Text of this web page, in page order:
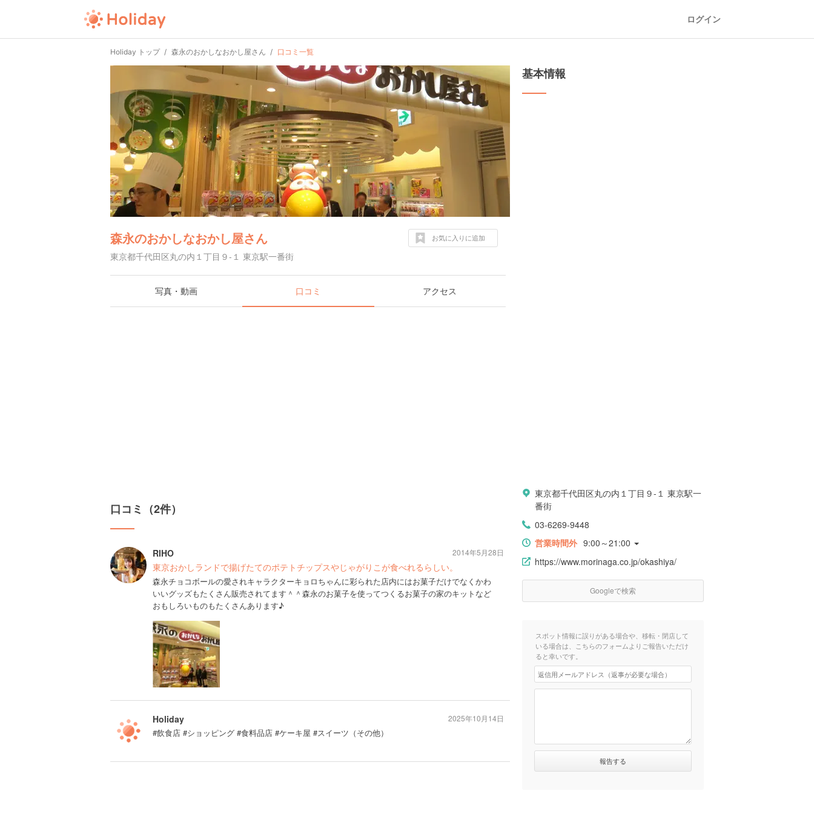
ログイン
Holiday トップ 森永のおかしなおかし屋さん 口コミ一覧
森永のおかしなおかし屋さん
東京都千代田区丸の内１丁目９-１ 東京駅一番街
お気に入りに追加
写真・動画 口コミ アクセス
口コミ（2件）
RIHO
東京おかしランドで揚げたてのポテトチップスやじゃがりこが食べれるらしい。
森永チョコボールの愛されキャラクターキョロちゃんに彩られた店内にはお菓子だけでなくかわ
いいグッズもたくさん販売されてます＾＾森永のお菓子を使ってつくるお菓子の家のキットなど
おもしろいものもたくさんあります♪
2014年5月28日
Holiday
#飲食店 #ショッピング #食料品店 #ケーキ屋 #スイーツ（その他）
2025年10月14日
基本情報
東京都千代田区丸の内１丁目９-１ 東京駅一
番街
03-6269-9448
営業時間外 9:00～21:00
https://www.morinaga.co.jp/okashiya/
Googleで検索
スポット情報に誤りがある場合や、移転・閉店して
いる場合は、こちらのフォームよりご報告いただけ
ると幸いです。